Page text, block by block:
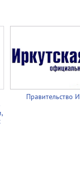
Правительство